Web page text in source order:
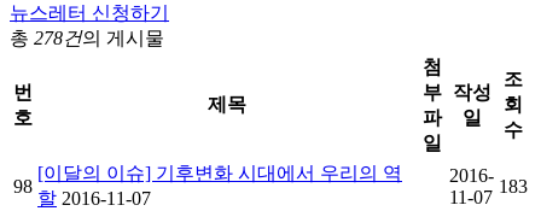
뉴스레터 신청하기
총 278건의 게시물
번
호
제목
첨
부
파
일
작성
일
조
회
수
98
[이달의 이슈] 기후변화 시대에서 우리의 역
할 2016-11-07
2016-
11-07
183